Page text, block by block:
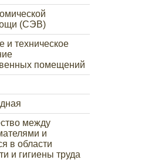
(СЭВ)
и техническое
помещений
между
и
в области
и гигиены труда